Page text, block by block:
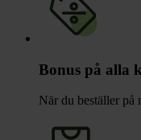
Bonus på alla
När du beställer på